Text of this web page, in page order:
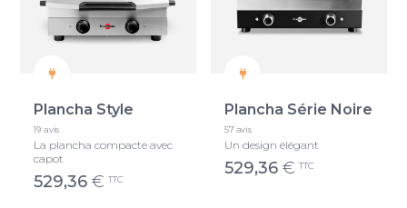
Plancha Style
19 avis
La plancha compacte avec
capot
529,36 € TTC
Plancha Série Noire
57 avis
Un design élégant
529,36 € TTC